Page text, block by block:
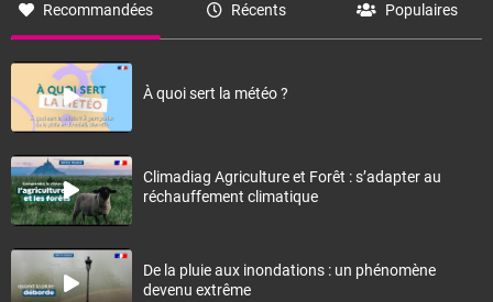
Recommandées Récents Populaires
À quoi sert la météo ?
Climadiag Agriculture et Forêt : s’adapter au
réchauffement climatique
De la pluie aux inondations : un phénomène
devenu extrême